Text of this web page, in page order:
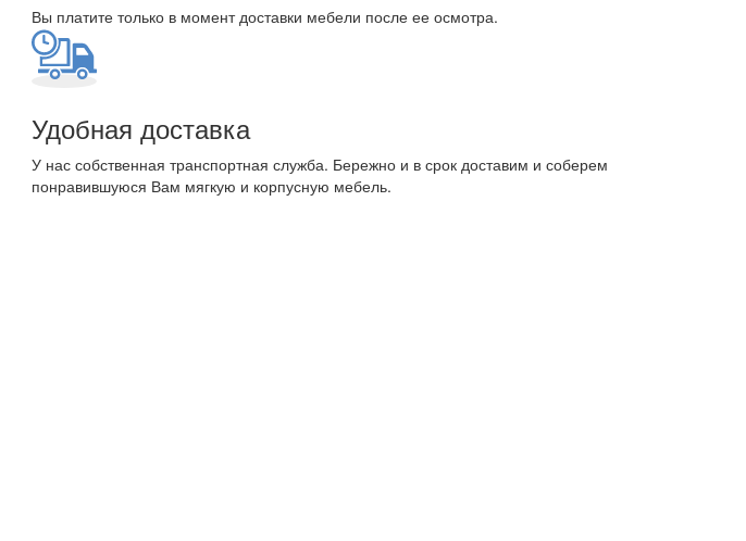
Вы платите только в момент доставки мебели после ее осмотра.
Удобная доставка
У нас собственная транспортная служба. Бережно и в срок доставим и соберем
понравившуюся Вам мягкую и корпусную мебель.